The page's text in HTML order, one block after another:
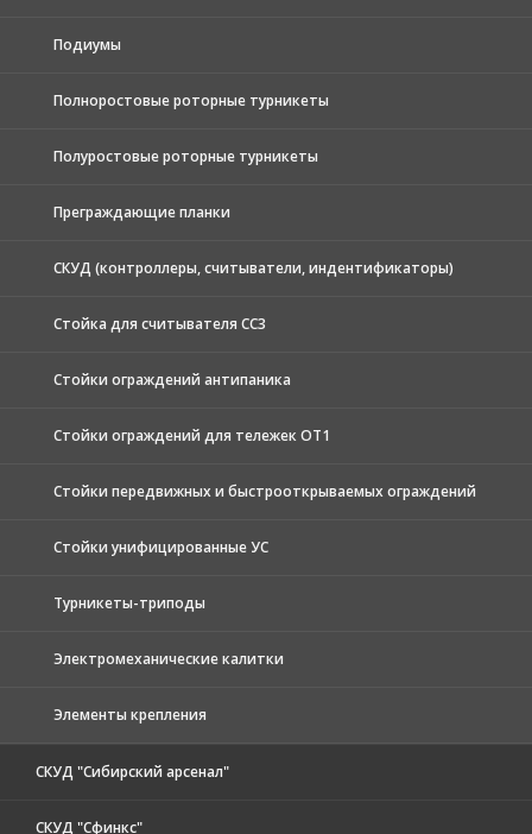
Подиумы
Полноростовые роторные турникеты
Полуростовые роторные турникеты
Преграждающие планки
СКУД (контроллеры, считыватели, индентификаторы)
Стойка для считывателя СС3
Стойки ограждений антипаника
Стойки ограждений для тележек ОТ1
Стойки передвижных и быстрооткрываемых ограждений
Стойки унифицированные УС
Турникеты-триподы
Электромеханические калитки
Элементы крепления
СКУД "Сибирский арсенал"
СКУД "Сфинкс"